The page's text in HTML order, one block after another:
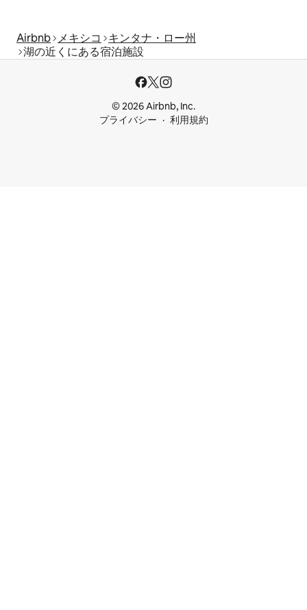
Airbnb メキシコ
キンタナ・ロー州
湖の近くにある宿泊施設
© 2026 Airbnb, Inc.
プライバシー
利用規約